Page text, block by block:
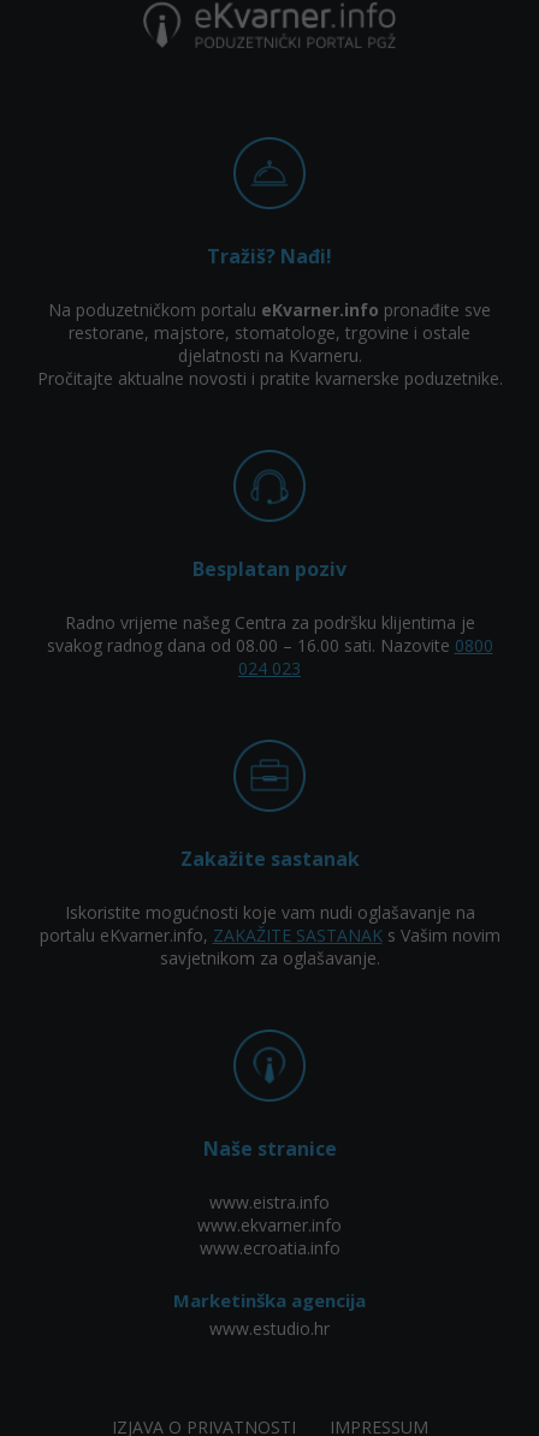
Tražiš? Nađi!
Na poduzetničkom portalu eKvarner.info pronađite sve
restorane, majstore, stomatologe, trgovine i ostale
djelatnosti na Kvarneru.
Pročitajte aktualne novosti i pratite kvarnerske poduzetnike.
Besplatan poziv
Radno vrijeme našeg Centra za podršku klijentima je
svakog radnog dana od 08.00 – 16.00 sati. Nazovite 0800
024 023
Zakažite sastanak
Iskoristite mogućnosti koje vam nudi oglašavanje na
portalu eKvarner.info, ZAKAŽITE SASTANAKs Vašim novim
savjetnikom za oglašavanje.
Naše stranice
www.eistra.info
www.ekvarner.info
www.ecroatia.info
Marketinška agencija
www.estudio.hr
IZJAVA O PRIVATNOSTI IMPRESSUM